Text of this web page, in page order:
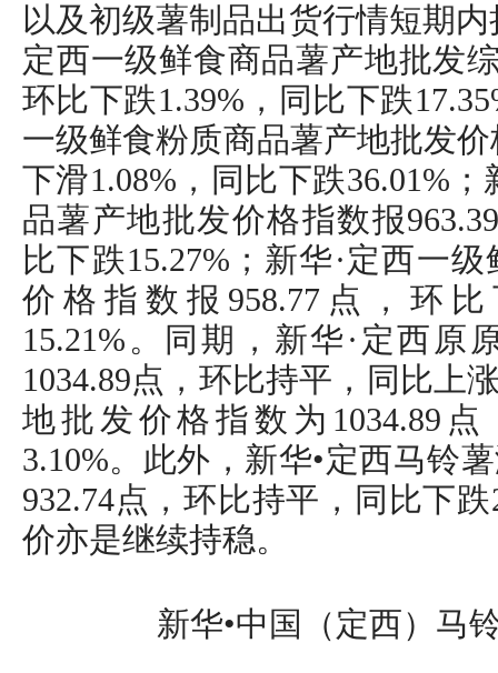
以及初级薯制品出货行情短期
定西一级鲜食商品薯产地批发
环比下跌1.39%，同比下跌
一级鲜食粉质商品薯产地批发
下滑1.08%，同比下跌36.01%
品薯产地批发价格指数报
比下跌15.27%；新华·定西一
价格指数报958.77点，环
15.21%。同期，新华·定西原
1034.89点，环比持平，同比上
地批发价格指数为1034.89
3.10%。此外，新华•定西马铃
932.74点，环比持平，同比下
价亦是继续持稳。
新华•中国（定西）马